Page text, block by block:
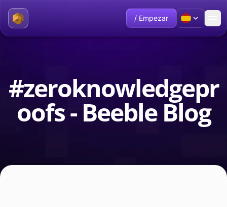
/ Empezar
#zeroknowledgepr
oofs - Beeble Blog